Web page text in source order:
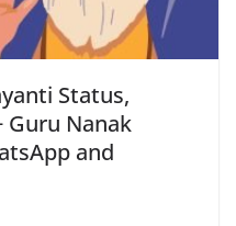
Status,
Guru Nanak
and